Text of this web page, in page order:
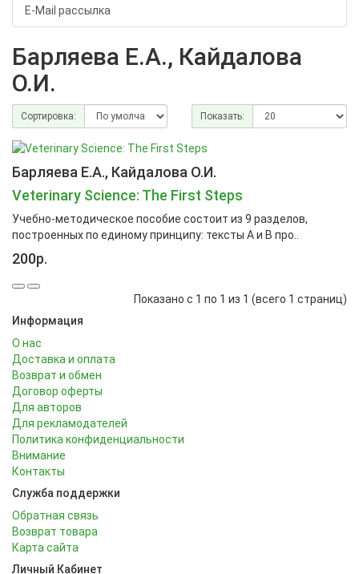
E-Mail рассылка
Барляева Е.А., Кайдалова
О.И.
Сортировка: Показать:
Барляева Е.А., Кайдалова О.И.
Veterinary Science: The First Steps
Учебно-методическое пособие состоит из 9 разделов,
построенных по единому принципу: тексты А и В про..
200р.
Показано с 1 по 1 из 1 (всего 1 страниц)
Информация
О нас
Доставка и оплата
Возврат и обмен
Договор оферты
Для авторов
Для рекламодателей
Политика конфиденциальности
Внимание
Контакты
Служба поддержки
Обратная связь
Возврат товара
Карта сайта
Личный Кабинет